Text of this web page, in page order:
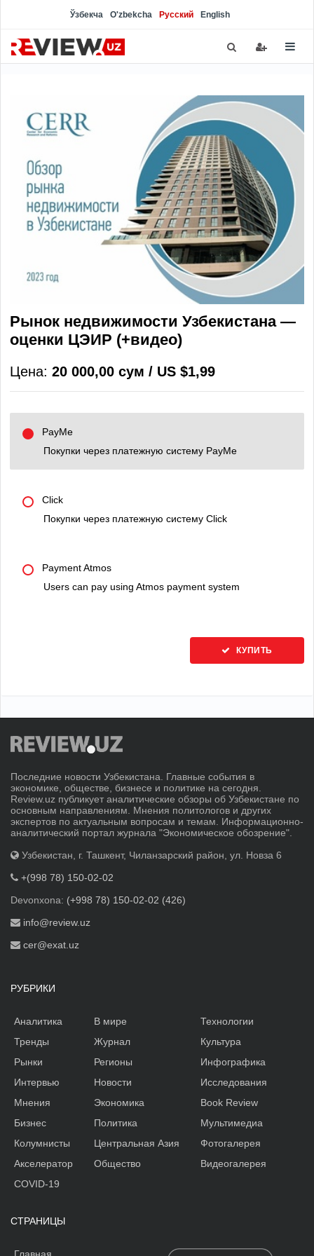
Ўзбекча O'zbekcha Русский English
Рынок недвижимости Узбекистана —
оценки ЦЭИР (+видео)
Цена: 20 000,00 сум / US $1,99
PayMe
Покупки через платежную систему PayMe
Click
Покупки через платежную систему Click
Payment Atmos
Users can pay using Atmos payment system
КУПИТЬ
Последние новости Узбекистана. Главные события в
экономике, обществе, бизнесе и политике на сегодня.
Review.uz публикует аналитические обзоры об Узбекистане по
основным направлениям. Мнения политологов и других
экспертов по актуальным вопросам и темам. Информационно-
аналитический портал журнала "Экономическое обозрение".
Узбекистан, г. Ташкент, Чиланзарский район, ул. Новза 6
+(998 78) 150-02-02
Devonxona: (+998 78) 150-02-02 (426)
info@review.uz
cer@exat.uz
РУБРИКИ
Аналитика
Тренды
Рынки
Интервью
Мнения
Бизнес
Колумнисты
Акселератор
В мире
Журнал
Регионы
Новости
Экономика
Политика
Центральная Азия
Общество
Технологии
Культура
Инфографика
Исследования
Book Review
Мультимедиа
Фотогалерея
Видеогалерея
COVID-19
СТРАНИЦЫ